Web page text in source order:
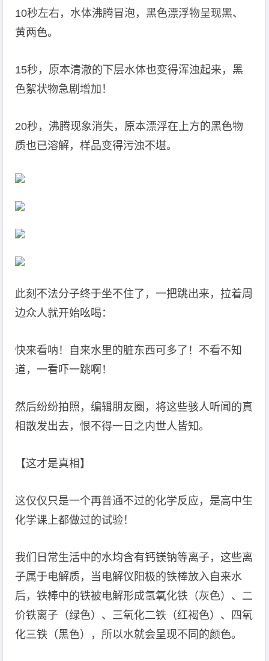
10秒左右，水体沸腾冒泡，黑色漂浮物呈现黑、
黄两色。
15秒，原本清澈的下层水体也变得浑浊起来，黑
色絮状物急剧增加！
20秒，沸腾现象消失，原本漂浮在上方的黑色物
质也已溶解，样品变得污浊不堪。
此刻不法分子终于坐不住了，一把跳出来，拉着周
边众人就开始吆喝：
快来看呐！自来水里的脏东西可多了！不看不知
道，一看吓一跳啊！
然后纷纷拍照，编辑朋友圈，将这些骇人听闻的真
相散发出去，恨不得一日之内世人皆知。
【这才是真相】
这仅仅只是一个再普通不过的化学反应，是高中生
化学课上都做过的试验！
我们日常生活中的水均含有钙镁钠等离子，这些离
子属于电解质，当电解仪阳极的铁棒放入自来水
后，铁棒中的铁被电解形成氢氧化铁（灰色）、二
价铁离子（绿色）、三氧化二铁（红褐色）、四氧
化三铁（黑色），所以水就会呈现不同的颜色。